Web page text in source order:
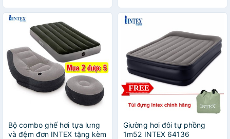
Bộ combo ghế hơi tựa lưng
và đệm đơn INTEX tặng kèm
Giường hơi đôi tự phồng
1m52 INTEX 64136